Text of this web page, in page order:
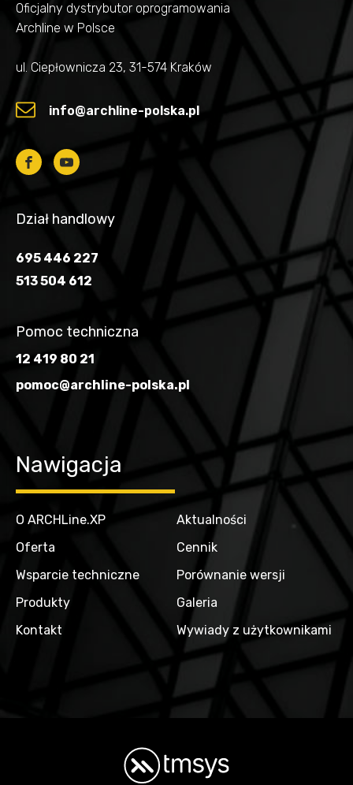
Oficjalny dystrybutor oprogramowania
Archline w Polsce
ul. Ciepłownicza 23, 31-574 Kraków
info@archline-polska.pl
Dział handlowy
695 446 227
513 504 612
Pomoc techniczna
12 419 80 21
pomoc@archline-polska.pl
Nawigacja
O ARCHLine.XP
Oferta
Wsparcie techniczne
Produkty
Kontakt
Aktualności
Cennik
Porównanie wersji
Galeria
Wywiady z użytkownikami